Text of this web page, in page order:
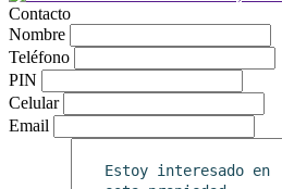
Contacto
Nombre
Teléfono
PIN
Celular
Email